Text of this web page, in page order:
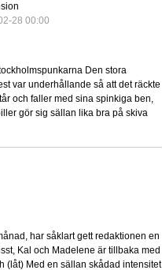
28 00:00
Den stora
var underhållande så att det räckte
och faller med sina spinkiga ben,
gör sig sällan lika bra på skiva
har såklart gett redaktionen en
Kal och Madelene är tillbaka med
(låt) Med en sällan skådad intensitet